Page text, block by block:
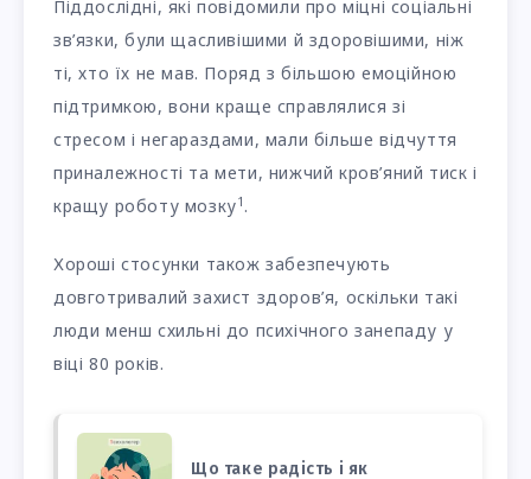
Піддослідні, які повідомили про міцні соціальні
зв’язки, були щасливішими й здоровішими, ніж
ті, хто їх не мав. Поряд з більшою емоційною
підтримкою, вони краще справлялися зі
стресом і негараздами, мали більше відчуття
приналежності та мети, нижчий кров’яний тиск і
кращу роботу мозку1 .
Хороші стосунки також забезпечують
довготривалий захист здоров’я, оскільки такі
люди менш схильні до психічного занепаду у
віці 80 років.
Що таке радість і як